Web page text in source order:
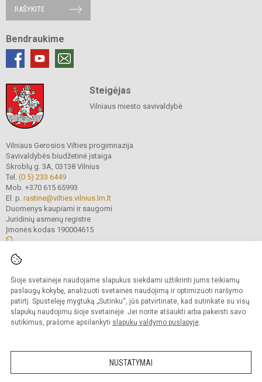
Šioje svetainėje naudojame slapukus siekdami užtikrinti jums teikiamų
paslaugų kokybę, analizuoti svetainės naudojimą ir optimizuoti naršymo
patirtį. Spustelėję mygtuką „Sutinku“, jūs patvirtinate, kad sutinkate su visų
slapukų naudojimu šioje svetainėje. Jei norite atšaukti arba pakeisti savo
sutikimus, prašome apsilankyti slapukų valdymo puslapyje.
NUSTATYMAI
RAŠYKITE
Bendraukime
Steigėjas
Vilniaus miesto savivaldybė
Vilniaus Gerosios Vilties progimnazija
Savivaldybės biudžetinė įstaiga
Skroblų g. 3A, 03138 Vilnius
Tel. (0 5) 233 6449
Mob. +370 615 65993
El. p. rastine@vilties.vilnius.lm.lt
Duomenys kaupiami ir saugomi
Juridinių asmenų registre
Įmonės kodas 190004615
Kopijuoti turinį be raštiško progimnazijos administracijos sutikimo griežtai
draudžiama.
Prieinamumo paraiška Slapukų valdymas
Sumanus būdas atnaujinti